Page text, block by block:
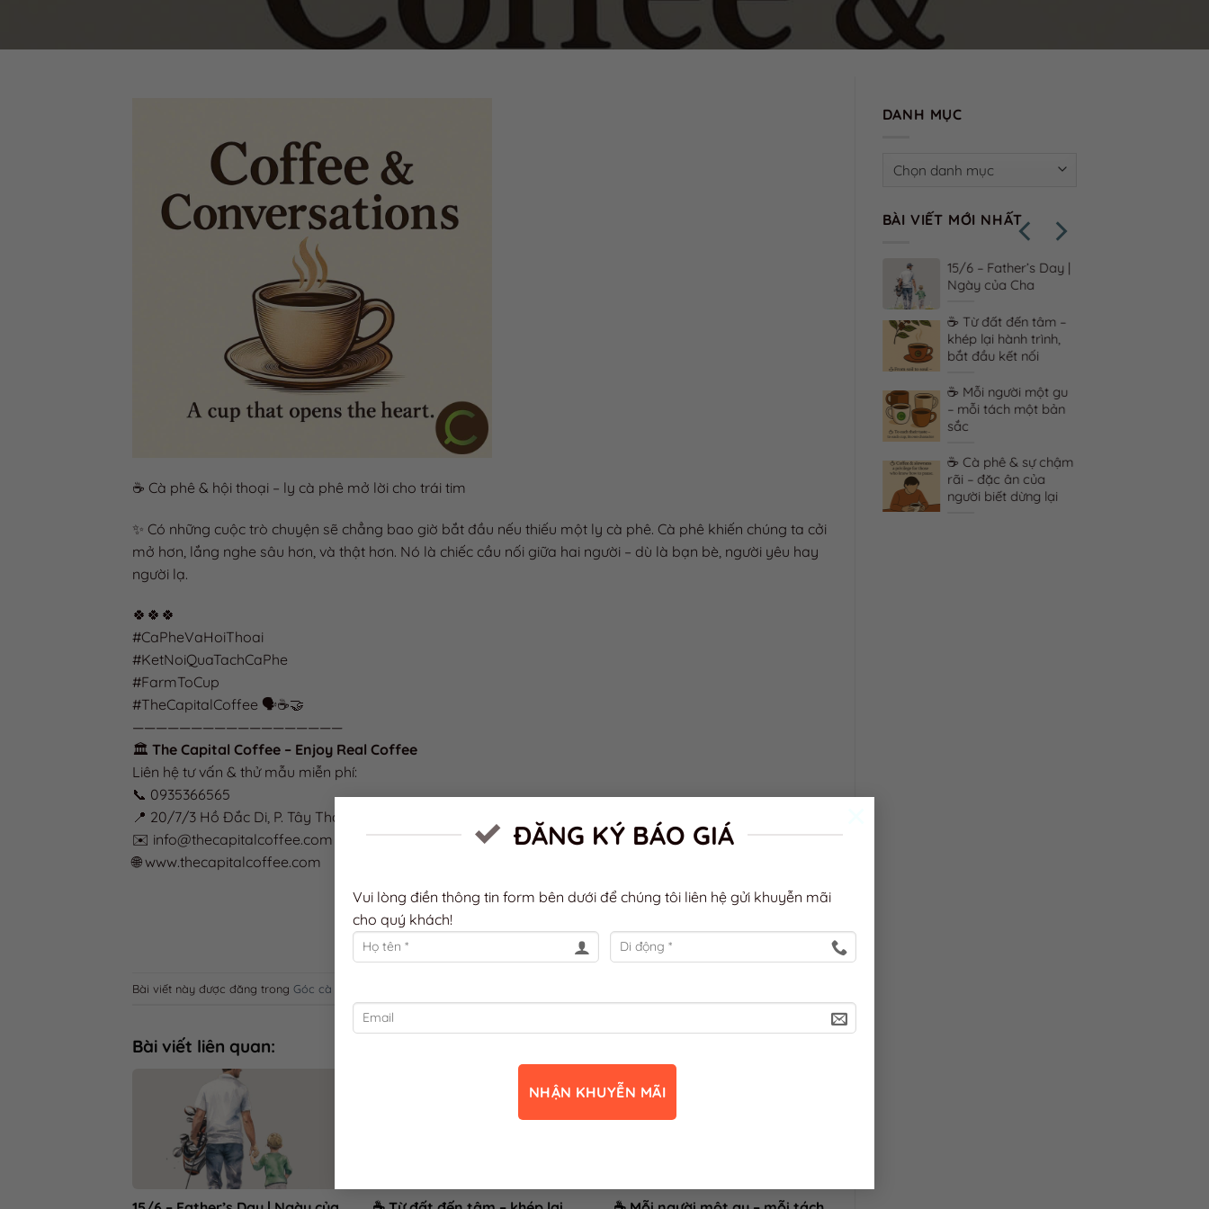
ĐĂNG KÝ BÁO GIÁ
Vui lòng điền thông tin form bên dưới để chúng tôi liên hệ gửi khuyễn mãi
cho quý khách!
☕ Cà phê & hội thoại – ly cà phê mở lời cho trái tim
✨ Có những cuộc trò chuyện sẽ chẳng bao giờ bắt đầu nếu thiếu một ly cà phê. Cà phê khiến chúng ta cởi
mở hơn, lắng nghe sâu hơn, và thật hơn. Nó là chiếc cầu nối giữa hai người – dù là bạn bè, người yêu hay
người lạ.
🍀🍀🍀
#CaPheVaHoiThoai
#KetNoiQuaTachCaPhe
#FarmToCup
#TheCapitalCoffee 🗣️☕🤝
——————————————————
🏛️ The Capital Coffee – Enjoy Real Coffee
Liên hệ tư vấn & thử mẫu miễn phí:
📞 0935366565
📍 20/7/3 Hồ Đắc Di, P. Tây Thạnh, Q. Tân Phú, TP.HCM
✉️ info@thecapitalcoffee.com
🌐 www.thecapitalcoffee.com
Bài viết này được đăng trong Góc cà phê (kiến thức, gu thưởng thức)
Bài viết liên quan:
DANH MỤC
Danh
BÀI VIẾT MỚI NHẤT
15/6 – Father’s Day |
Ngày của Cha
☕ Từ đất đến tâm –
khép lại hành trình,
bắt đầu kết nối
☕ Mỗi người một gu
– mỗi tách một bản
sắc
☕ Cà phê & sự chậm
rãi – đặc ân của
người biết dừng lại